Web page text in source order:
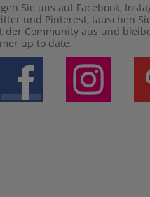
Sie uns auf Facebook,
und Pinterest, tauschen
der Community aus und
up to date.